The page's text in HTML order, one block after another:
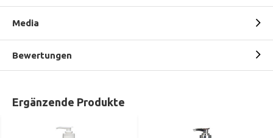
Media
Bewertungen
Ergänzende Produkte